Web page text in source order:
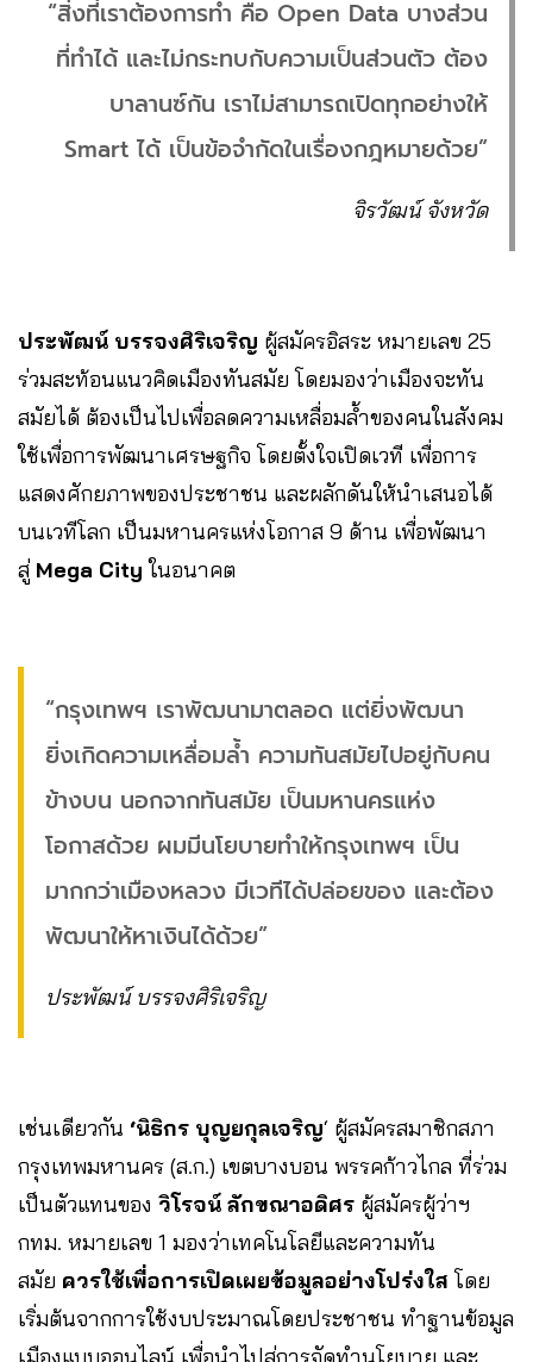
“สิ่งที่เราต้องการทำ คือ Open Data บางส่วน
ที่ทำได้ และไม่กระทบกับความเป็นส่วนตัว ต้อง
บาลานซ์กัน เราไม่สามารถเปิดทุกอย่างให้
Smart ได้ เป็นข้อจำกัดในเรื่องกฎหมายด้วย”
จิรวัฒน์ จังหวัด
ประพัฒน์ บรรจงศิริเจริญ ผู้สมัครอิสระ หมายเลข 25
ร่วมสะท้อนแนวคิดเมืองทันสมัย โดยมองว่าเมืองจะทัน
สมัยได้ ต้องเป็นไปเพื่อลดความเหลื่อมล้ำของคนในสังคม
ใช้เพื่อการพัฒนาเศรษฐกิจ โดยตั้งใจเปิดเวที เพื่อการ
แสดงศักยภาพของประชาชน และผลักดันให้นำเสนอได้
บนเวทีโลก เป็นมหานครแห่งโอกาส 9 ด้าน เพื่อพัฒนา
สู่ Mega Cityในอนาคต
“กรุงเทพฯ เราพัฒนามาตลอด แต่ยิ่งพัฒนา
ยิ่งเกิดความเหลื่อมล้ำ ความทันสมัยไปอยู่กับคน
ข้างบน นอกจากทันสมัย เป็นมหานครแห่ง
โอกาสด้วย ผมมีนโยบายทำให้กรุงเทพฯ เป็น
มากกว่าเมืองหลวง มีเวทีได้ปล่อยของ และต้อง
พัฒนาให้หาเงินได้ด้วย”
ประพัฒน์ บรรจงศิริเจริญ
เช่นเดียวกัน ‘นิธิกร บุญยกุลเจริญ‘ ผู้สมัครสมาชิกสภา
กรุงเทพมหานคร (ส.ก.) เขตบางบอน พรรคก้าวไกล ที่ร่วม
เป็นตัวแทนของ วิโรจน์ ลักขณาอดิศร ผู้สมัครผู้ว่าฯ
กทม. หมายเลข 1 มองว่าเทคโนโลยีและความทัน
สมัย ควรใช้เพื่อการเปิดเผยข้อมูลอย่างโปร่งใส โดย
เริ่มต้นจากการใช้งบประมาณโดยประชาชน ทำฐานข้อมูล
เมืองแบบออนไลน์ เพื่อนำไปสู่การจัดทำนโยบาย และ